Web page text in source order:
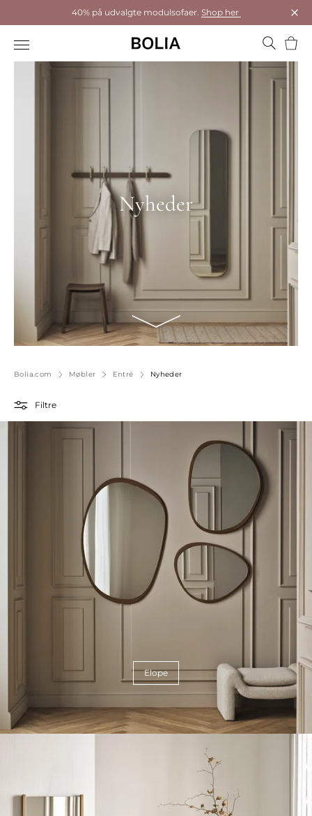
40% på udvalgte modulsofaer. Shop her
Kurv
Nyheder
Bolia.com Møbler Entré Nyheder
Filtre
Elope